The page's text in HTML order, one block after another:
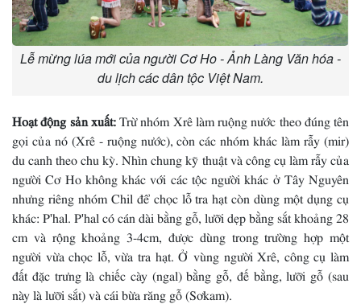
Lễ mừng lúa mới của người Cơ Ho - Ảnh Làng Văn hóa -
du lịch các dân tộc Việt Nam.
Hoạt động sản xuất:Trừ nhóm Xrê làm ruộng nước theo đúng tên
gọi của nó (Xrê - ruộng nước), còn các nhóm khác làm rẫy (mir)
du canh theo chu kỳ. Nhìn chung kỹ thuật và công cụ làm rẫy của
người Cơ Ho không khác với các tộc người khác ở Tây Nguyên
nhưng riêng nhóm Chil để chọc lỗ tra hạt còn dùng một dụng cụ
khác: P'hal. P'hal có cán dài bằng gỗ, lưỡi dẹp bằng sắt khoảng 28
cm và rộng khoảng 3-4cm, được dùng trong trường hợp một
người vừa chọc lỗ, vừa tra hạt. Ở vùng người Xrê, công cụ làm
đất đặc trưng là chiếc cày (ngal) bằng gỗ, đế bằng, lưỡi gỗ (sau
này là lưỡi sắt) và cái bừa răng gỗ (Sơkam).